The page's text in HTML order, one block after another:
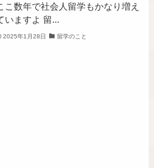
こ数年で社会人留学もかなり増え
いますよ 留...
2025年1月28日 留学のこと